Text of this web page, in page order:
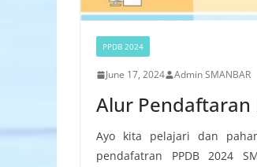
PPDB 2024
June 17, 2024 Admin SMANBAR
Alur Pendaftaran
Ayo kita pelajari dan
pendafatran PPDB 2024